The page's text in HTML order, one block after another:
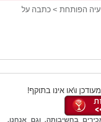
הפותחת > כתבה על
ו\או אינו בתוקף!
בחשיבותה. וגם אנחנו.